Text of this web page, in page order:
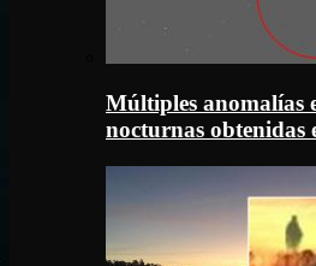
Múltiples anomalías
nocturnas obtenidas